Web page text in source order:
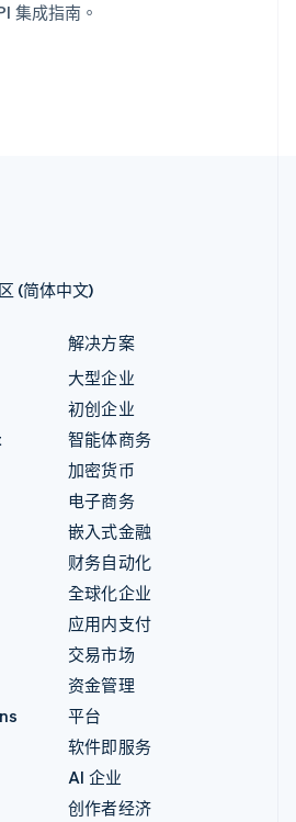
集成指南。
(简体中文)
解决方案
大型企业
初创企业
智能体商务
加密货币
电子商务
嵌入式金融
财务自动化
全球化企业
应用内支付
交易市场
资金管理
平台
软件即服务
AI 企业
创作者经济